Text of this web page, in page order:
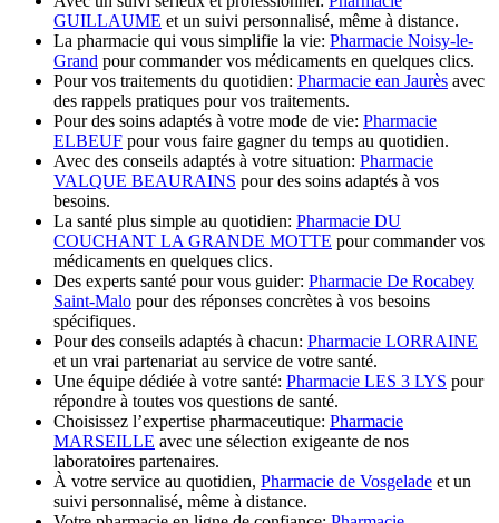
GUILLAUME et un suivi personnalisé, même à distance.
La pharmacie qui vous simplifie la vie: Pharmacie Noisy-le-
Grand pour commander vos médicaments en quelques clics.
Pour vos traitements du quotidien: Pharmacie ean Jaurès avec
des rappels pratiques pour vos traitements.
Pour des soins adaptés à votre mode de vie: Pharmacie
ELBEUF pour vous faire gagner du temps au quotidien.
Avec des conseils adaptés à votre situation: Pharmacie
VALQUE BEAURAINS pour des soins adaptés à vos
besoins.
La santé plus simple au quotidien: Pharmacie DU
COUCHANT LA GRANDE MOTTE pour commander vos
médicaments en quelques clics.
Des experts santé pour vous guider: Pharmacie De Rocabey
Saint-Malo pour des réponses concrètes à vos besoins
spécifiques.
Pour des conseils adaptés à chacun: Pharmacie LORRAINE
et un vrai partenariat au service de votre santé.
Une équipe dédiée à votre santé: Pharmacie LES 3 LYS pour
répondre à toutes vos questions de santé.
Choisissez l’expertise pharmaceutique: Pharmacie
MARSEILLE avec une sélection exigeante de nos
laboratoires partenaires.
À votre service au quotidien, Pharmacie de Vosgelade et un
suivi personnalisé, même à distance.